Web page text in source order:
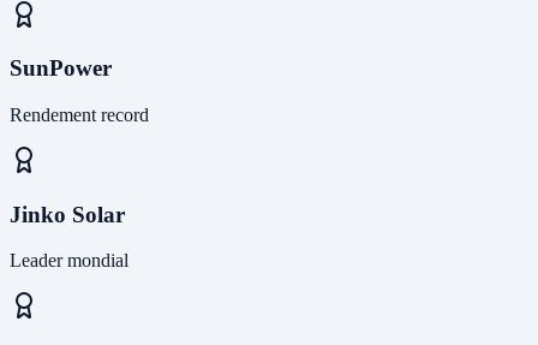
SunPower
Rendement record
Jinko Solar
Leader mondial